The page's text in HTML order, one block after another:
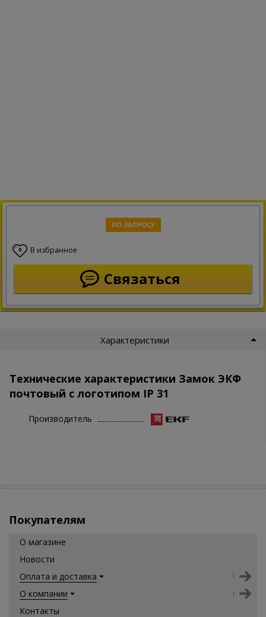
ПО ЗАПРОСУ
0 В избранное
Связаться
Характеристики
Технические характеристики Замок ЭКФ
почтовый с логотипом IP 31
Производитель
Покупателям
О магазине
Новости
Оплата и доставка
О компании
Контакты